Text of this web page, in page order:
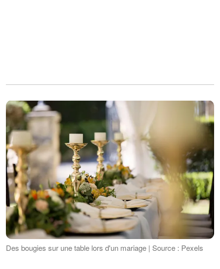
Des bougies sur une table lors d'un mariage | Source : Pexels